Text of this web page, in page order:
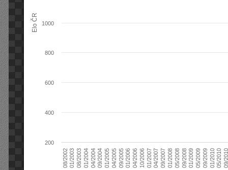
Elo ČR
08/200201/200308/200301/200404/200409/200401/200504/200509/200501/200604/200610/200601/200704/200709/200701/200805/200809/200801/200905/200909/200901/201005/201009/
200
400
600
800
1000